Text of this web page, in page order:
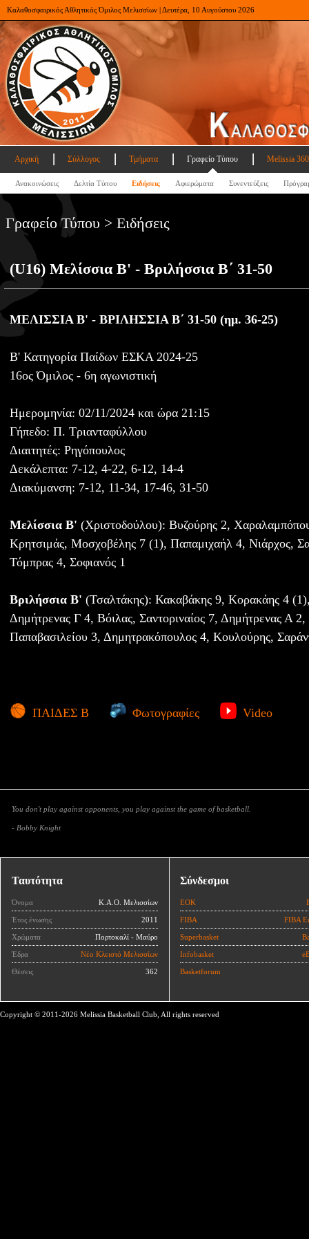
Καλαθοσφαιρικός Αθλητικός Όμιλος Μελισσίων | Δευτέρα, 10 Αυγούστου 2026
Αρχική Σύλλογος Τμήματα Γραφείο Τύπου Melissia
Ανακοινώσεις Δελτία Τύπου Ειδήσεις Αφιερώματα Συνεντεύξεις
Γραφείο Τύπου > Ειδήσεις
(U16) Μελίσσια Β' - Βριλήσσια Β΄ 31-50
ΜΕΛΙΣΣΙΑ Β' - ΒΡΙΛΗΣΣΙΑ Β΄ 31-50 (ημ. 36-25)
Β' Κατηγορία Παίδων ΕΣΚΑ 2024-25
16ος Όμιλος - 6η αγωνιστική
Ημερομηνία: 02/11/2024 και ώρα 21:15
Γήπεδο: Π. Τριανταφύλλου
Διαιτητές: Ρηγόπουλος
Δεκάλεπτα: 7-12, 4-22, 6-12, 14-4
Διακύμανση: 7-12, 11-34, 17-46, 31-50
Μελίσσια Β' (Χριστοδούλου): Βυζούρης 2,
Κρητσιμάς, Μοσχοβέλης 7 (1), Παπαμιχαήλ 4, Νιάρχος,
Τόμπρας 4, Σοφιανός 1
Βριλήσσια Β' (Τσαλτάκης): Κακαβάκης 9, Κορακάης 4
Δημήτρενας Γ 4, Βόιλας, Σαντοριναίος 7, Δημήτρενας Α
Παπαβασιλείου 3, Δημητρακόπουλος 4, Κουλούρης,
ΠΑΙΔΕΣ Β Φωτογραφίες Video
You don't play against opponents, you play against the game of basketball.
- Bobby Knight
Ταυτότητα
Όνομα Κ.Α.Ο. Μελισσίων
Έτος ένωσης 2011
Χρώματα Πορτοκαλί - Μαύρο
Έδρα Νέο Κλειστό Μελισσίων
Θέσεις 362
Σύνδεσμοι
ΕΟΚ
FIBA FIBA
Superbasket
Infobasket
Basketforum
Copyright © 2011-2026 Melissia Basketball Club, All rights reserved